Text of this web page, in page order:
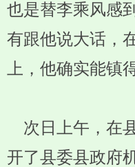
也是替李乘风感
有跟他说大话，
上，他确实能镇
次日上午，在
开了县委县政府